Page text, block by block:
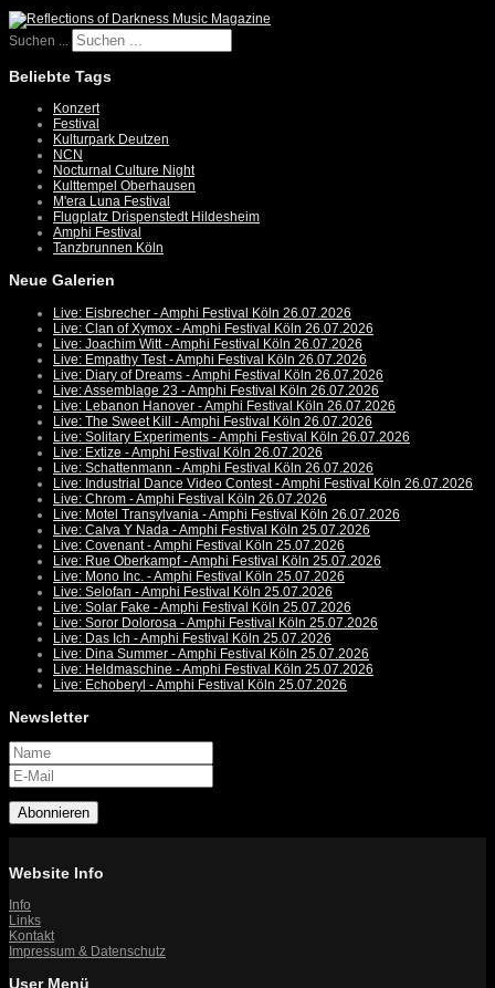
Suchen ...
Beliebte Tags
Konzert
Festival
Kulturpark Deutzen
NCN
Nocturnal Culture Night
Kulttempel Oberhausen
M'era Luna Festival
Flugplatz Drispenstedt Hildesheim
Amphi Festival
Tanzbrunnen Köln
Neue Galerien
Live: Eisbrecher - Amphi Festival Köln 26.07.2026
Live: Clan of Xymox - Amphi Festival Köln 26.07.2026
Live: Joachim Witt - Amphi Festival Köln 26.07.2026
Live: Empathy Test - Amphi Festival Köln 26.07.2026
Live: Diary of Dreams - Amphi Festival Köln 26.07.2026
Live: Assemblage 23 - Amphi Festival Köln 26.07.2026
Live: Lebanon Hanover - Amphi Festival Köln 26.07.2026
Live: The Sweet Kill - Amphi Festival Köln 26.07.2026
Live: Solitary Experiments - Amphi Festival Köln 26.07.2026
Live: Extize - Amphi Festival Köln 26.07.2026
Live: Schattenmann - Amphi Festival Köln 26.07.2026
Live: Industrial Dance Video Contest - Amphi Festival Köln 26.07.2026
Live: Chrom - Amphi Festival Köln 26.07.2026
Live: Motel Transylvania - Amphi Festival Köln 26.07.2026
Live: Calva Y Nada - Amphi Festival Köln 25.07.2026
Live: Covenant - Amphi Festival Köln 25.07.2026
Live: Rue Oberkampf - Amphi Festival Köln 25.07.2026
Live: Mono Inc. - Amphi Festival Köln 25.07.2026
Live: Selofan - Amphi Festival Köln 25.07.2026
Live: Solar Fake - Amphi Festival Köln 25.07.2026
Live: Soror Dolorosa - Amphi Festival Köln 25.07.2026
Live: Das Ich - Amphi Festival Köln 25.07.2026
Live: Dina Summer - Amphi Festival Köln 25.07.2026
Live: Heldmaschine - Amphi Festival Köln 25.07.2026
Live: Echoberyl - Amphi Festival Köln 25.07.2026
Newsletter
Abonnieren
Website Info
Info
Links
Kontakt
Impressum & Datenschutz
User Menü